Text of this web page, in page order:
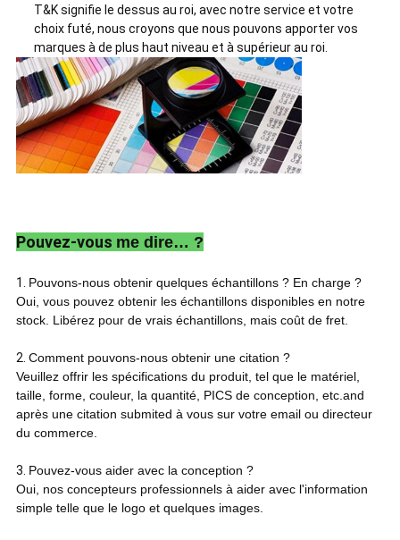
T&K signifie le dessus au roi, avec notre service et votre
choix futé, nous croyons que nous pouvons apporter vos
marques à de plus haut niveau et à supérieur au roi.
Pouvez-vous me dire… ?
1. Pouvons-nous obtenir quelques échantillons ? En charge ?
Oui, vous pouvez obtenir les échantillons disponibles en notre
stock. Libérez pour de vrais échantillons, mais coût de fret.
2. Comment pouvons-nous obtenir une citation ?
Veuillez offrir les spécifications du produit, tel que le matériel,
taille, forme, couleur, la quantité, PICS de conception, etc.and
après une citation submited à vous sur votre email ou directeur
du commerce.
3. Pouvez-vous aider avec la conception ?
Oui, nos concepteurs professionnels à aider avec l'information
simple telle que le logo et quelques images.